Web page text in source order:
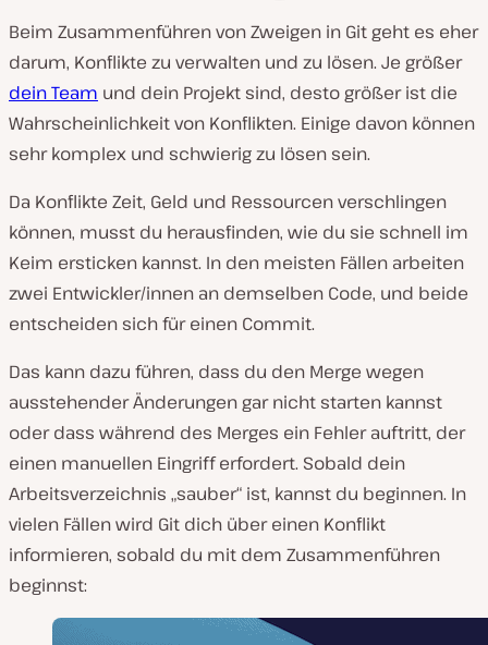
Beim Zusammenführen von Zweigen in Git geht es eher
darum, Konflikte zu verwalten und zu lösen. Je größer
dein Team und dein Projekt sind, desto größer ist die
Wahrscheinlichkeit von Konflikten. Einige davon können
sehr komplex und schwierig zu lösen sein.
Da Konflikte Zeit, Geld und Ressourcen verschlingen
können, musst du herausfinden, wie du sie schnell im
Keim ersticken kannst. In den meisten Fällen arbeiten
zwei Entwickler/innen an demselben Code, und beide
entscheiden sich für einen Commit.
Das kann dazu führen, dass du den Merge wegen
ausstehender Änderungen gar nicht starten kannst
oder dass während des Merges ein Fehler auftritt, der
einen manuellen Eingriff erfordert. Sobald dein
Arbeitsverzeichnis „sauber“ ist, kannst du beginnen. In
vielen Fällen wird Git dich über einen Konflikt
informieren, sobald du mit dem Zusammenführen
beginnst: